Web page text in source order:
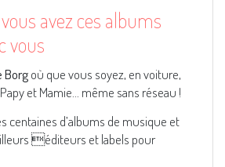
avez ces albums
vous
Borgoù que vous soyez, en voiture,
et Mamie... même sans réseau !
centaines d’albums de musique et
éditeurs et labels pour